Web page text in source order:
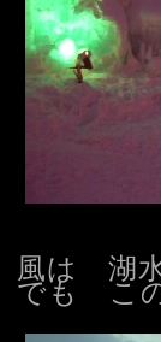
風は 湖
でも こ